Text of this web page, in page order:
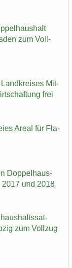
zum Voll­
Land­krei­ses Mit­
frei
Areal für Fla­
Dop­pel­haus­
2017 und 2018
zum Voll­zug